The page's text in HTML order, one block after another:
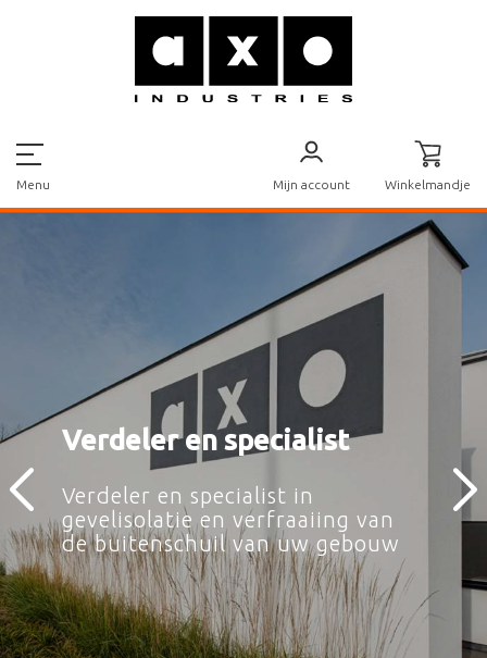
Menu Mijn account Winkelmandje
Verdeler en specialist
Verdeler en specialist in
gevelisolatie en verfraaiing van
de buitenschuil van uw gebouw
Verdeler en specialist
Verdeler en specialist in
gevelisolatie en verfraaiing van
de buitenschuil van uw gebouw
Verdeler en specialist
Verdeler en specialist in
gevelisolatie en verfraaiing van
de buitenschuil van uw gebouw